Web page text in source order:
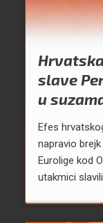
slave
u
Efes
napravio
Eurolige kod
utakmici